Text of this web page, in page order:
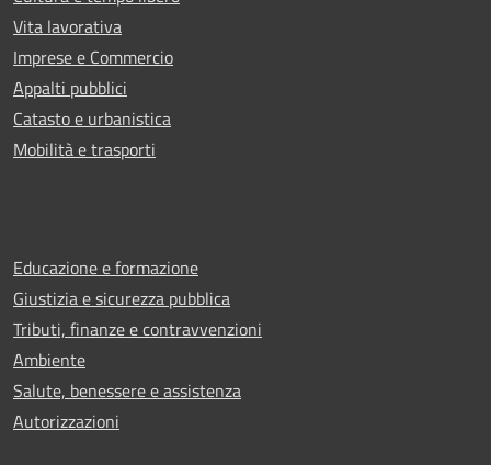
Vita lavorativa
Imprese e Commercio
Appalti pubblici
Catasto e urbanistica
Mobilità e trasporti
Educazione e formazione
Giustizia e sicurezza pubblica
Tributi, finanze e contravvenzioni
Ambiente
Salute, benessere e assistenza
Autorizzazioni